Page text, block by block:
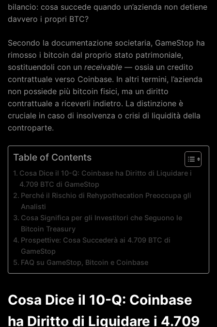
bilancio: cosa succede quando un’azienda non detiene
davvero i propri BTC?
Secondo la documentazione societaria, GameStop ha
rimosso i bitcoin dal proprio stato patrimoniale,
sostituendoli con un receivable — ossia un credito
contrattuale verso Coinbase. In altri termini, l’azienda
non possiede più bitcoin fisici, ma un diritto
contrattuale a riceverli indietro. La distinzione è
cruciale in caso di insolvenza o crisi di liquidità della
controparte.
Table of Contents
Cosa Dice il 10-Q: Coinbase ha Diritto di Liquidare i
4.709 BTC di GameStop
Perché il Rischio di Rehypothecation Preoccupa gli
Analisti
Cosa Significa per gli Investitori che Seguono le
Bitcoin Treasury
Prospettive: Cosa Succederà ai 4.709 BTC di
GameStop
FAQ su GameStop, Bitcoin e Coinbase
Cosa Dice il 10-Q: Coinbase
ha Diritto di Liquidare i 4.709